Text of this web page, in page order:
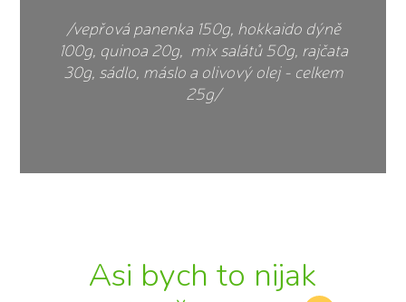
/vepřová panenka 150g, hokkaido dýně
100g, quinoa 20g, mix salátů 50g, rajčata
30g, sádlo, máslo a olivový olej - celkem
25g/
Asi bych to nijak